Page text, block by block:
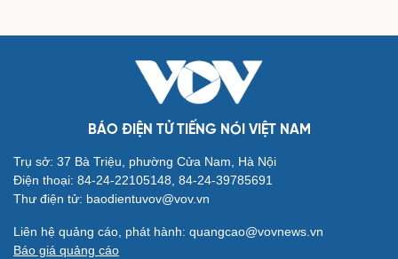
Di sản
Giải trí
Nghệ sĩ
Thời trang
Du lịch
Podcast
BÁO ĐIỆN TỬ TIẾNG NÓI VIỆT NAM
Trụ sở: 37 Bà Triệu, phường Cửa Nam, Hà Nội
Điện thoại: 84-24-22105148, 84-24-39785691
Thư điện tử: baodientuvov@vov.vn
Liên hệ quảng cáo, phát hành: quangcao@vovnews.vn
Báo giá quảng cáo